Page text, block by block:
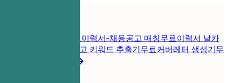
무료이력서-채용공고 매칭무료이력서 날카
채용공고 키워드 추출기무료커버레터 생성기무